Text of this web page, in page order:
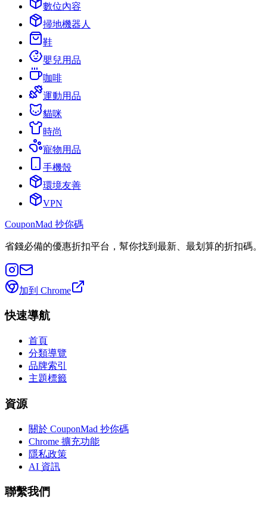
數位內容
掃地機器人
鞋
嬰兒用品
咖啡
運動用品
貓咪
時尚
寵物用品
手機殼
環境友善
VPN
CouponMad 抄你碼
省錢必備的優惠折扣平台，幫你找到最新、最划算的折扣碼。
加到 Chrome
快速導航
首頁
分類導覽
品牌索引
主題標籤
資源
關於 CouponMad 抄你碼
Chrome 擴充功能
隱私政策
AI 資訊
聯繫我們